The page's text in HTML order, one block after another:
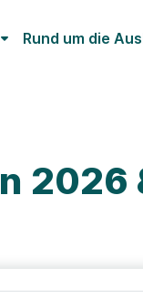
Rund um die
2026